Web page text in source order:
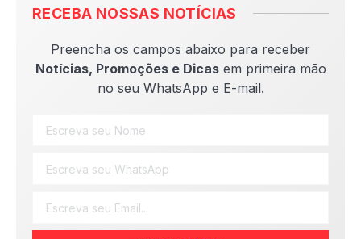
RECEBA NOSSAS NOTÍCIAS
Preencha os campos abaixo para receber
Notícias, Promoções e Dicasem primeira mão
no seu WhatsApp e E-mail.